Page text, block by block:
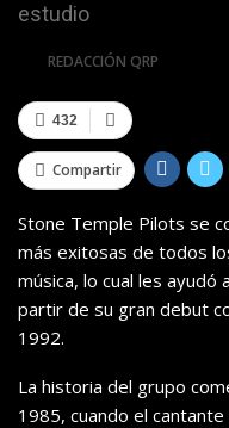
estudio
REDACCIÓN QRP
432
Compartir
Stone Temple Pilots se
más exitosas de todos
música, lo cual les ayudó
partir de su gran debut
1992.
La historia del grupo
1985, cuando el